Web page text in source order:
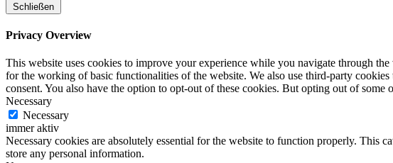
Schließen
Privacy Overview
This website uses cookies to improve your experience while you navigate through
for the working of basic functionalities of the website. We also use third-party
consent. You also have the option to opt-out of these cookies. But opting out of
Necessary
Necessary
immer aktiv
Necessary cookies are absolutely essential for the website to function properly. This
store any personal information.